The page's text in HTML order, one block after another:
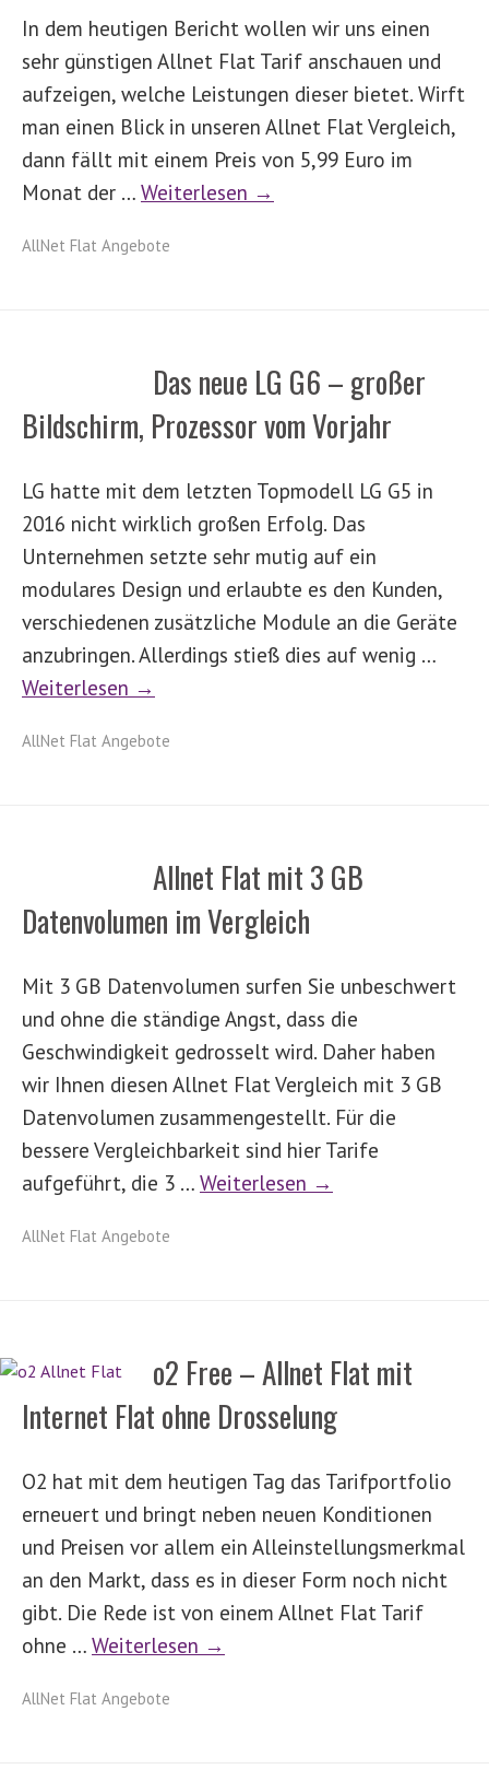
In dem heutigen Bericht wollen wir uns einen
sehr günstigen Allnet Flat Tarif anschauen und
aufzeigen, welche Leistungen dieser bietet. Wirft
man einen Blick in unseren Allnet Flat Vergleich,
dann fällt mit einem Preis von 5,99 Euro im
Monat der … Weiterlesen →
AllNet Flat Angebote
Das neue LG G6 – großer
Bildschirm, Prozessor vom Vorjahr
LG hatte mit dem letzten Topmodell LG G5 in
2016 nicht wirklich großen Erfolg. Das
Unternehmen setzte sehr mutig auf ein
modulares Design und erlaubte es den Kunden,
verschiedenen zusätzliche Module an die Geräte
anzubringen. Allerdings stieß dies auf wenig …
Weiterlesen →
AllNet Flat Angebote
Allnet Flat mit 3 GB
Datenvolumen im Vergleich
Mit 3 GB Datenvolumen surfen Sie unbeschwert
und ohne die ständige Angst, dass die
Geschwindigkeit gedrosselt wird. Daher haben
wir Ihnen diesen Allnet Flat Vergleich mit 3 GB
Datenvolumen zusammengestellt. Für die
bessere Vergleichbarkeit sind hier Tarife
aufgeführt, die 3 … Weiterlesen →
AllNet Flat Angebote
o2 Free – Allnet Flat mit
Internet Flat ohne Drosselung
O2 hat mit dem heutigen Tag das Tarifportfolio
erneuert und bringt neben neuen Konditionen
und Preisen vor allem ein Alleinstellungsmerkmal
an den Markt, dass es in dieser Form noch nicht
gibt. Die Rede ist von einem Allnet Flat Tarif
ohne … Weiterlesen →
AllNet Flat Angebote